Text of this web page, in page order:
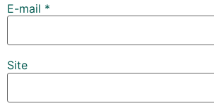
E-mail *
Site